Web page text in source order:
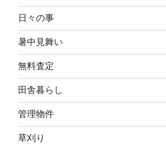
日々の事
暑中見舞い
無料査定
田舎暮らし
管理物件
草刈り